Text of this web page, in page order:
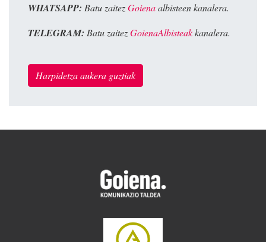
WHATSAPP: Batu zaitezGoienaalbisteen kanalera.
TELEGRAM: Batu zaitezGoienaAlbisteakkanalera.
Harpidetza aukera guztiak